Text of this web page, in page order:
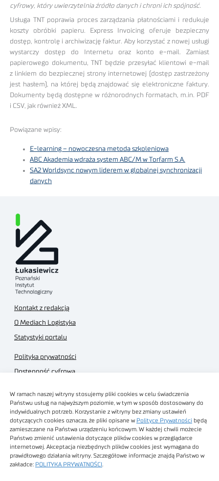
W ramach naszej witryny stosujemy pliki cookies w celu świadczenia
Państwu usług na najwyższym poziomie, w tym w sposób dostosowany do
indywidualnych potrzeb. Korzystanie z witryny bez zmiany ustawień
dotyczących cookies oznacza, że pliki opisane w Polityce Prywatności będą
zamieszczane na Państwa urządzeniu końcowym. W każdej chwili możecie
Państwo zmienić ustawienia dotyczące plików cookies w przeglądarce
internetowej. Akceptacja niezbędnych plików cookies jest wymagana do
prawidłowego działania witryny. Szczegółowe informacje znajdą Państwo w
zakładce: POLITYKA PRYWATNOŚCI
cyfrowy, który uwierzytelnia źródło danych i chroni ich spójność.
Usługa TNT poprawia proces zarządzania płatnościami i redukuje
koszty obróbki papieru. Express Invoicing oferuje bezpieczny
dostęp, kontrolę i archiwizację faktur. Aby korzystać z nowej usługi
wystarczy dostęp do Internetu oraz konto e-mail. Zamiast
papierowego dokumentu, TNT będzie przesyłać klientowi e-mail
z linkiem do bezpiecznej strony internetowej (dostęp zastrzeżony
jest hasłem), na której będą znajdować się elektroniczne faktury.
Dokumenty będą dostępne w różnorodnych formatach, m.in. PDF
i CSV, jak również XML.
Powiązane wpisy:
E-learning – nowoczesna metoda szkoleniowa
ABC Akademia wdraża system ABC/M w Torfarm S.A.
SA2 Worldsync nowym liderem w globalnej synchronizacji
danych
Kontakt z redakcją
O Mediach Logistyka
Statystyki portalu
Polityka prywatności
Dostępność cyfrowa
Regulamin sklepu
Obrazy stockowe
autorstwa